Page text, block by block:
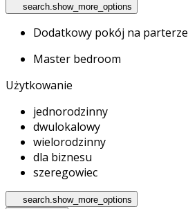
search.show_more_options
Dodatkowy pokój na parterze
Master bedroom
Użytkowanie
jednorodzinny
dwulokalowy
wielorodzinny
dla biznesu
szeregowiec
search.show_more_options